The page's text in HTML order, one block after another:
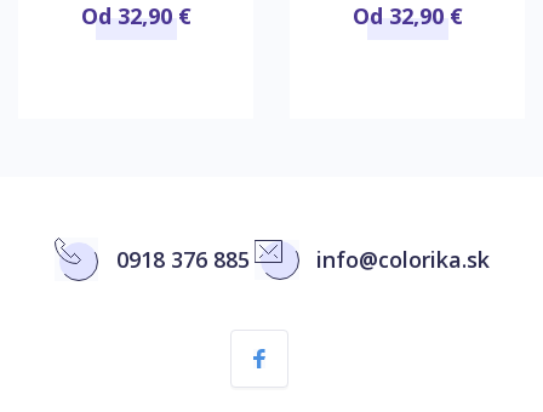
Od 32,90 € Od 32,90 €
0918 376 885 info@colorika.sk